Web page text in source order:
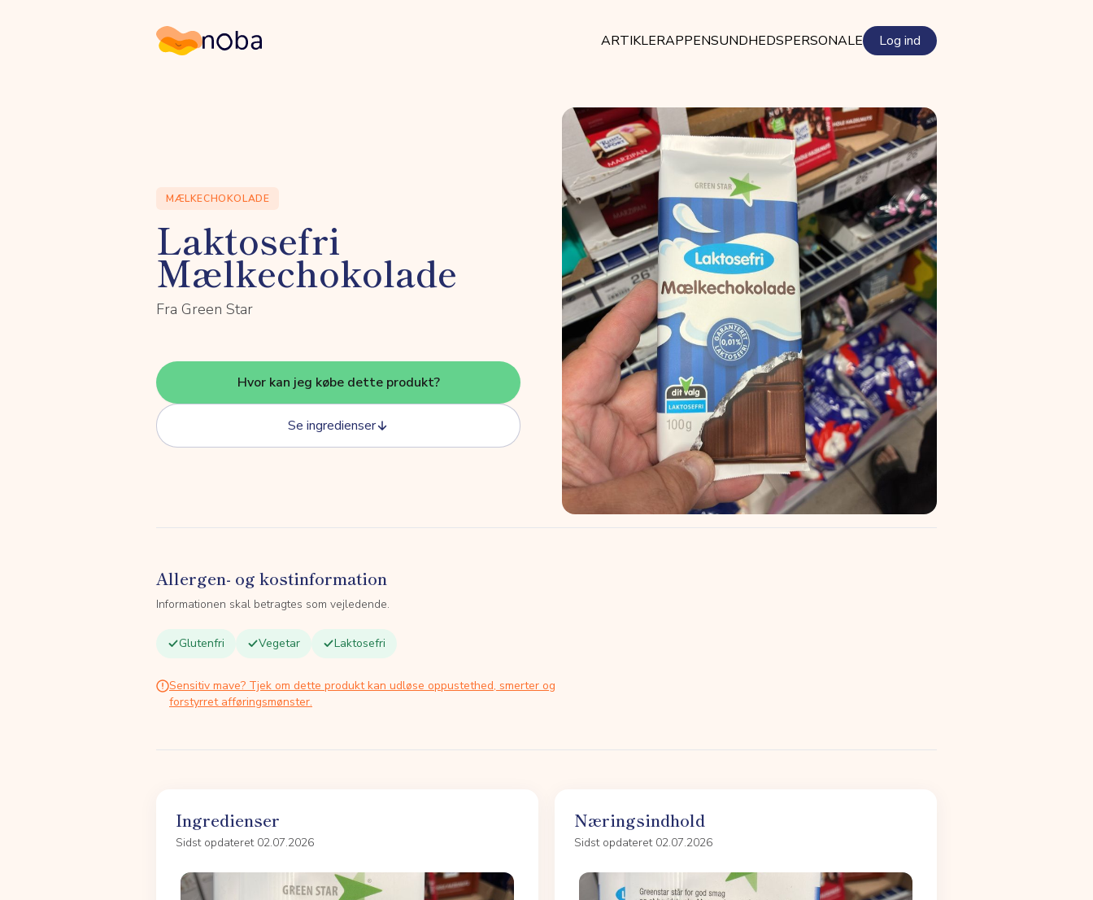
Noba ARTIKLERAPPENSUNDHEDSPERSONALE Log ind
MÆLKECHOKOLADE
Laktosefri
Mælkechokolade
Fra Green Star
Hvor kan jeg købe dette produkt?
Se ingredienser
Allergen- og kostinformation
Informationen skal betragtes som vejledende.
Glutenfri Vegetar Laktosefri
Sensitiv mave? Tjek om dette produkt kan udløse oppustethed, smerter og
forstyrret afføringsmønster.
Ingredienser
Sidst opdateret 02.07.2026
Næringsindhold
Sidst opdateret 02.07.2026